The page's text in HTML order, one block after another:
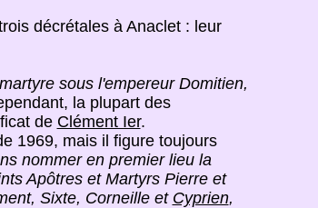
décrétales à Anaclet : leur
sous l'empereur Domitien,
la plupart des
de Clément Ier.
1969, mais il figure toujours
nommer en premier lieu la
Apôtres et Martyrs Pierre et
Sixte, Corneille et Cyprien,